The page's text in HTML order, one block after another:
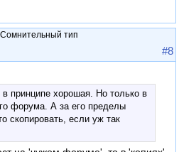
Сомнительный тип
#8
принципе хорошая. Но только в
форума. А за его пределы
скопировать, если уж так